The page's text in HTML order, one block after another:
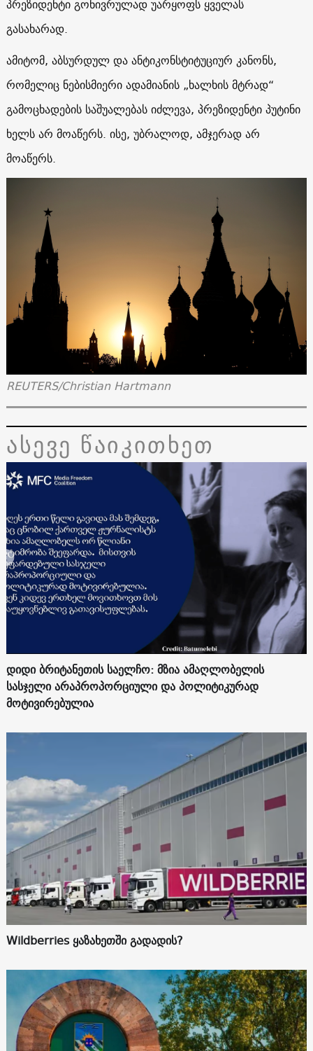
გასახარად.
ამიტომ, აბსურდულ და ანტიკონსტიტუციურ კანონს,
რომელიც ნებისმიერი ადამიანის „ხალხის მტრად“
გამოცხადების საშუალებას იძლევა, პრეზიდენტი პუტინი
ხელს არ მოაწერს. ისე, უბრალოდ, ამჯერად არ
მოაწერს.
REUTERS/Christian Hartmann
ასევე წაიკითხეთ
დიდი ბრიტანეთის საელჩო: მზია ამაღლობელის
სასჯელი არაპროპორციული და პოლიტიკურად
მოტივირებულია
Wildberries ყაზახეთში გადადის?